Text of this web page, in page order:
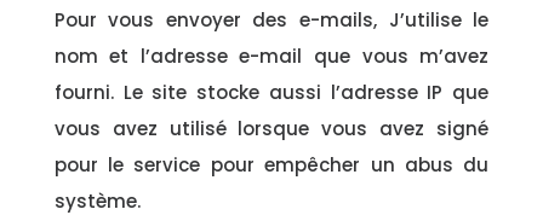
Pour vous envoyer des e-mails, J’utilise le
nom et l’adresse e-mail que vous m’avez
fourni. Le site stocke aussi l’adresse IP que
vous avez utilisé lorsque vous avez signé
pour le service pour empêcher un abus du
système.